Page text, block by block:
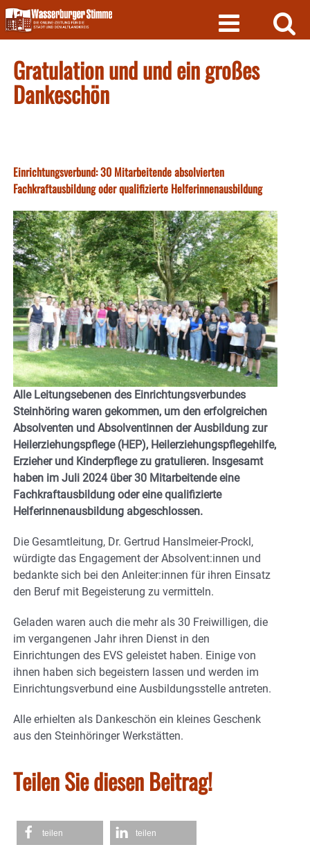
Skip
to
content
Gratulation und und ein großes
Dankeschön
Einrichtungsverbund: 30 Mitarbeitende absolvierten
Fachkraftausbildung oder qualifizierte Helferinnenausbildung
Alle Leitungsebenen des Einrichtungsverbundes
Steinhöring waren gekommen, um den erfolgreichen
Absolventen und Absolventinnen der Ausbildung zur
Heilerziehungspflege (HEP), Heilerziehungspflegehilfe,
Erzieher und Kinderpflege zu gratulieren. Insgesamt
haben im Juli 2024 über 30 Mitarbeitende eine
Fachkraftausbildung oder eine qualifizierte
Helferinnenausbildung abgeschlossen.
Die Gesamtleitung, Dr. Gertrud Hanslmeier-Prockl,
würdigte das Engagement der Absolvent:innen und
bedankte sich bei den Anleiter:innen für ihren Einsatz
den Beruf mit Begeisterung zu vermitteln.
Geladen waren auch die mehr als 30 Freiwilligen, die
im vergangenen Jahr ihren Dienst in den
Einrichtungen des EVS geleistet haben. Einige von
ihnen haben sich begeistern lassen und werden im
Einrichtungsverbund eine Ausbildungsstelle antreten.
Alle erhielten als Dankeschön ein kleines Geschenk
aus den Steinhöringer Werkstätten.
Teilen Sie diesen Beitrag!
teilen teilen